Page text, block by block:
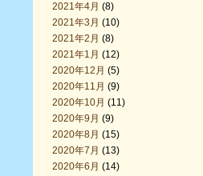
2021年4月 (8)
2021年3月 (10)
2021年2月 (8)
2021年1月 (12)
2020年12月 (5)
2020年11月 (9)
2020年10月 (11)
2020年9月 (9)
2020年8月 (15)
2020年7月 (13)
2020年6月 (14)